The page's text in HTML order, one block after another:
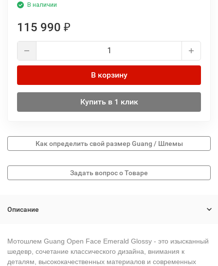
В наличии
115 990 ₽
В корзину
Купить в 1 клик
Как определить свой размер Guang / Шлемы
Описание
Мотошлем Guang Open Face Emerald Glossy - это изысканный
шедевр, сочетание классического дизайна, внимания к
деталям, высококачественных материалов и современных